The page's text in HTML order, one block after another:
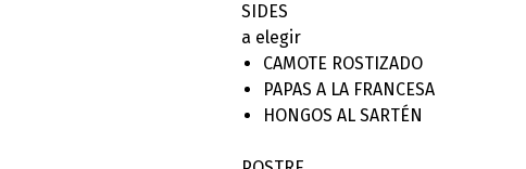
SIDES
a elegir
CAMOTE ROSTIZADO
PAPAS A LA FRANCESA
HONGOS AL SARTÉN